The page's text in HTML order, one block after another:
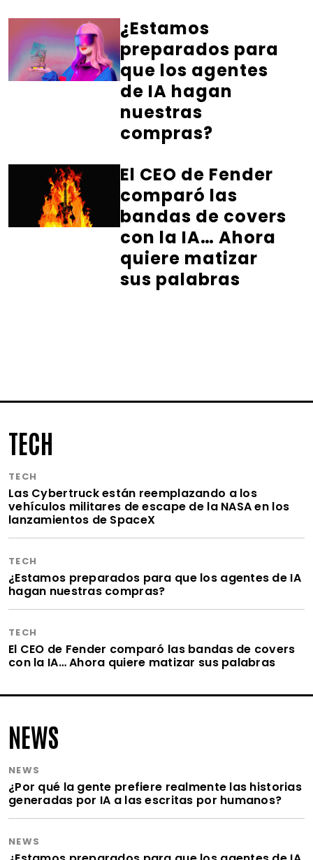
¿Estamos
preparados para
que los agentes
de IA hagan
nuestras
compras?
El CEO de Fender
comparó las
bandas de covers
con la IA… Ahora
quiere matizar
sus palabras
TECH
TECH
Las Cybertruck están reemplazando a los
vehículos militares de escape de la NASA en los
lanzamientos de SpaceX
TECH
¿Estamos preparados para que los agentes de IA
hagan nuestras compras?
TECH
El CEO de Fender comparó las bandas de covers
con la IA… Ahora quiere matizar sus palabras
NEWS
NEWS
¿Por qué la gente prefiere realmente las historias
generadas por IA a las escritas por humanos?
NEWS